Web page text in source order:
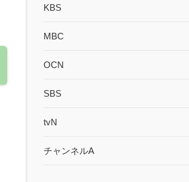
KBS
MBC
OCN
SBS
tvN
チャンネルA